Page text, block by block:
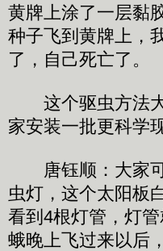
黄牌上涂了一层黏
种子飞到黄牌上，
了，自己死亡了。
这个驱虫方法大
家安装一批更科学
唐钰顺：大家可
虫灯，这个太阳板
看到4根灯管，灯
蛾晚上飞过来以后